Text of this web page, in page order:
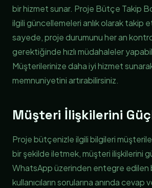
bir hizmet sunar. Proje Bütçe Takip
ilgili güncellemeleri anlık olarak takip
sayede, proje durumunu her an
gerektiğinde hızlı müdahaleler
Müşterilerinize daha iyi hizmet
memnuniyetini artırabilirsiniz.
Müşteri İlişkilerini
Proje bütçenizle ilgili bilgileri
bir şekilde iletmek, müşteri ilişkilerini
WhatsApp üzerinden entegre edilen
kullanıcıların sorularına anında